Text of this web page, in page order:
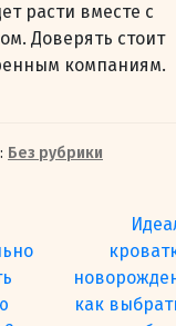
расти вместе с
Доверять стоит
компаниям.
Без рубрики
как